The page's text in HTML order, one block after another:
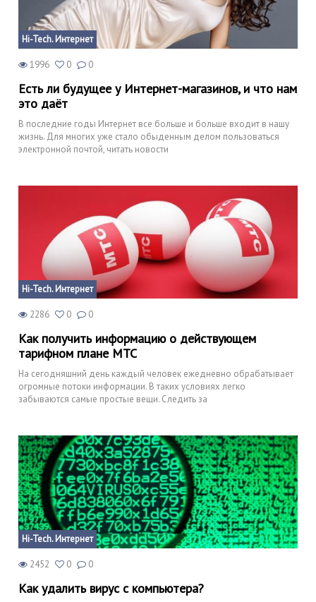
Hi-Tech. Интернет
1996 0 0
Есть ли будущее у Интернет-магазинов, и что нам
это даёт
В последние годы Интернет все больше и больше входит в нашу
жизнь. Для многих уже стало обыденным делом пользоваться
электронной почтой, читать новости
Hi-Tech. Интернет
2286 0 0
Как получить информацию о действующем
тарифном плане МТС
На сегодняшний день каждый человек ежедневно обрабатывает
огромные потоки информации. В таких условиях легко
забываются самые простые вещи. Следить за
Hi-Tech. Интернет
2452 0 0
Как удалить вирус с компьютера?